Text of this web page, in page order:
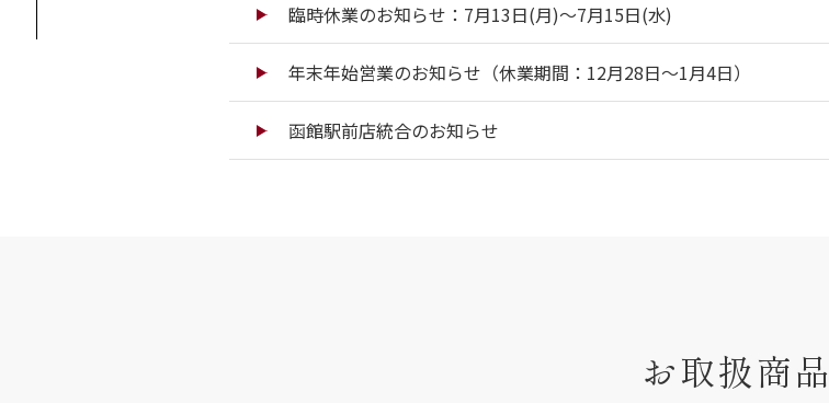
臨時休業のお知らせ：7月13日(月)～7月15日(水)
年末年始営業のお知らせ（休業期間：12月28日～1月4日）
函館駅前店統合のお知らせ
お取扱商品